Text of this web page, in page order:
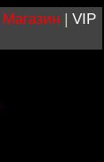
Магазин | VIP